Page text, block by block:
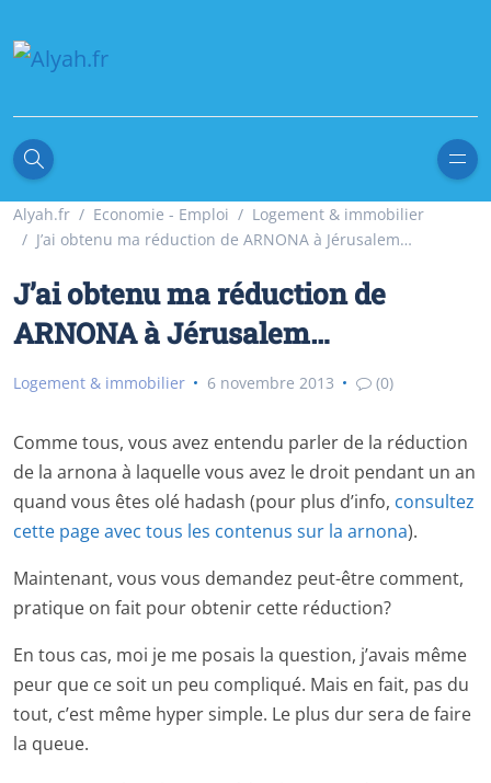
Alyah.fr Economie - Emploi
Logement & immobilier
J’ai obtenu ma réduction de ARNONA à Jérusalem…
J’ai obtenu ma réduction de
ARNONA à Jérusalem…
Logement & immobilier 6 novembre 2013 (0)
Comme tous, vous avez entendu parler de la réduction
de la arnona à laquelle vous avez le droit pendant un an
quand vous êtes olé hadash (pour plus d’info, consultez
cette page avec tous les contenus sur la arnona).
Maintenant, vous vous demandez peut-être comment,
pratique on fait pour obtenir cette réduction?
En tous cas, moi je me posais la question, j’avais même
peur que ce soit un peu compliqué. Mais en fait, pas du
tout, c’est même hyper simple. Le plus dur sera de faire
la queue.